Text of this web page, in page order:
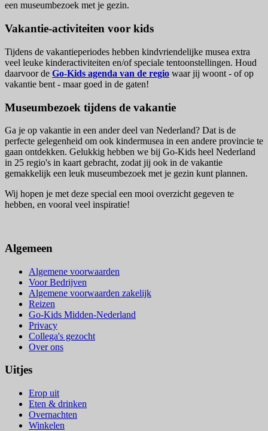
een museumbezoek met je gezin.
Vakantie-activiteiten voor kids
Tijdens de vakantieperiodes hebben kindvriendelijke musea extra
veel leuke kinderactiviteiten en/of speciale tentoonstellingen. Houd
daarvoor de Go-Kids agenda van de regio waar jij woont - of op
vakantie bent - maar goed in de gaten!
Museumbezoek tijdens de vakantie
Ga je op vakantie in een ander deel van Nederland? Dat is de
perfecte gelegenheid om ook kindermusea in een andere provincie te
gaan ontdekken. Gelukkig hebben we bij Go-Kids heel Nederland
in 25 regio's in kaart gebracht, zodat jij ook in de vakantie
gemakkelijk een leuk museumbezoek met je gezin kunt plannen.
Wij hopen je met deze special een mooi overzicht gegeven te
hebben, en vooral veel inspiratie!
Algemeen
Algemene voorwaarden
Voor Bedrijven
Algemene voorwaarden zakelijk
Reizen
Go-Kids Midden-Nederland
Privacy
Collega's gezocht
Over ons
Uitjes
Erop uit
Eten & drinken
Overnachten
Winkelen